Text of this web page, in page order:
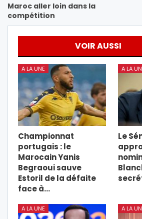
Maroc aller loin dans la
compétition
VOIR AUSSI
A LA UNE
Championnat
portugais : le
Marocain Yanis
Begraoui sauve
Estoril de la défaite
face à…
A LA
Le
A LA UNE A LA